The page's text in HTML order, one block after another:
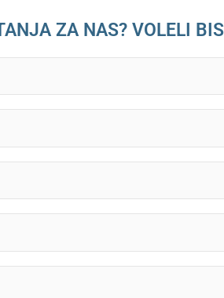
ZA NAS? VOLELI